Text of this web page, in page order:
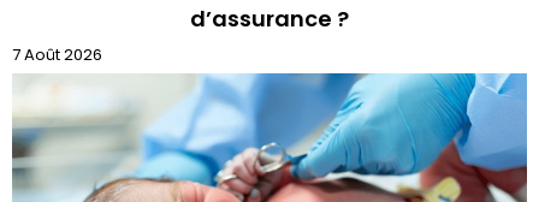
d’assurance ?
7 Août 2026